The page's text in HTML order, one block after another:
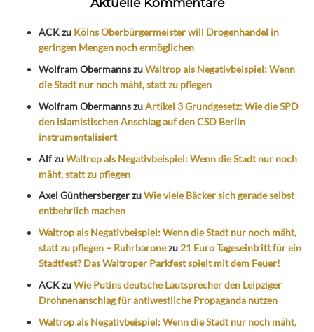
ACKzu Kölns Oberbürgermeister will Drogenhandel in
geringen Mengen noch ermöglichen
Wolfram ObermannszuWaltrop als Negativbeispiel: Wenn
die Stadt nur noch mäht, statt zu pflegen
Wolfram ObermannszuArtikel 3 Grundgesetz: Wie die SPD
den islamistischen Anschlag auf den CSD Berlin
instrumentalisiert
AlfzuWaltrop als Negativbeispiel: Wenn die Stadt nur noch
mäht, statt zu pflegen
Axel GünthersbergerzuWie viele Bäcker sich gerade selbst
entbehrlich machen
Waltrop als Negativbeispiel: Wenn die Stadt nur noch mäht,
statt zu pflegen – Ruhrbaronezu 21 Euro Tageseintritt für ein
Stadtfest? Das Waltroper Parkfest spielt mit dem Feuer!
ACKzuWie Putins deutsche Lautsprecher den Leipziger
Drohnenanschlag für antiwestliche Propaganda nutzen
Waltrop als Negativbeispiel: Wenn die Stadt nur noch mäht,